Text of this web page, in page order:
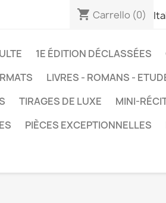
shopping_cart Carrello (0)
1E ÉDITION DÉCLASSÉES
LIVRES - ROMANS -
TIRAGES DE LUXE
MINI-
PIÈCES EXCEPTIONNELLES